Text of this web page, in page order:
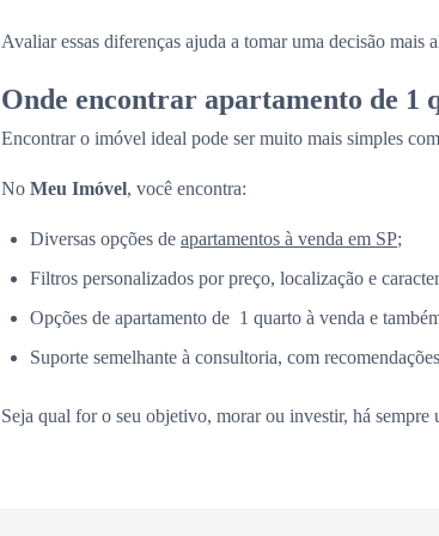
Avaliar essas diferenças ajuda a tomar uma decisão
Onde encontrar apartamento de 1
Encontrar o imóvel ideal pode ser muito mais simples
No Meu Imóvel, você encontra:
Diversas opções de apartamentos à venda em SP;
Filtros personalizados por preço, localização e
Opções de apartamento de 1 quarto à venda e
Suporte semelhante à consultoria, com
Seja qual for o seu objetivo, morar ou investir, há sempre